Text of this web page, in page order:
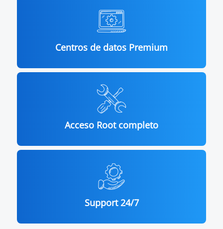
Centros de datos Premium
Acceso Root completo
Support 24/7